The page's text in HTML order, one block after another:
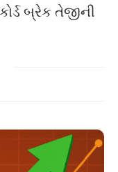
બ્રેક તેજીની